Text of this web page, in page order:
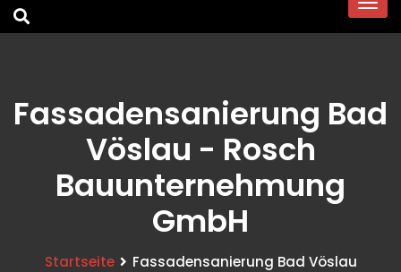
Fassadensanierung Bad
Vöslau - Rosch
Bauunternehmung
GmbH
Startseite Fassadensanierung Bad Vöslau